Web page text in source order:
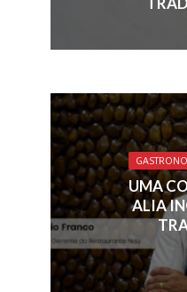
UMA
ALIA